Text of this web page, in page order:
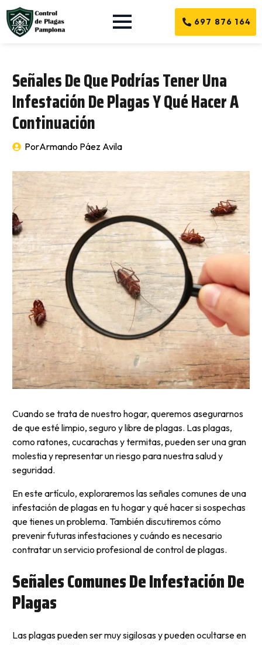
697 876 164
Señales De Que Podrías Tener Una
Infestación De Plagas Y Qué Hacer A
Continuación
PorArmando Páez Avila
Cuando se trata de nuestro hogar, queremos asegurarnos
de que esté limpio, seguro y libre de plagas. Las plagas,
como ratones, cucarachas y termitas, pueden ser una gran
molestia y representar un riesgo para nuestra salud y
seguridad.
En este artículo, exploraremos las señales comunes de una
infestación de plagas en tu hogar y qué hacer si sospechas
que tienes un problema. También discutiremos cómo
prevenir futuras infestaciones y cuándo es necesario
contratar un servicio profesional de control de plagas.
Señales Comunes De Infestación De
Plagas
Las plagas pueden ser muy sigilosas y pueden ocultarse en